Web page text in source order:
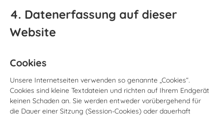
4. Datenerfassung auf dieser
Website
Cookies
Unsere Internetseiten verwenden so genannte „Cookies“.
Cookies sind kleine Textdateien und richten auf Ihrem Endgerät
keinen Schaden an. Sie werden entweder vorübergehend für
die Dauer einer Sitzung (Session-Cookies) oder dauerhaft